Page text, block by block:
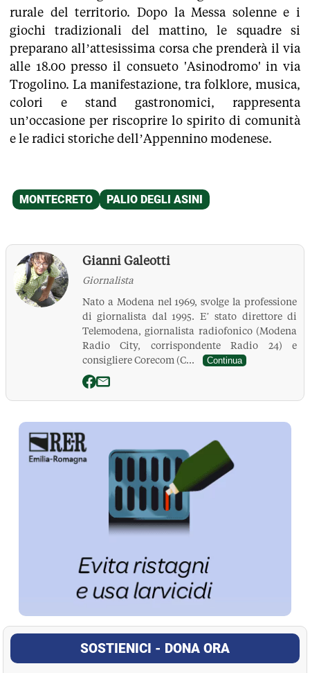
rurale del territorio. Dopo la Messa solenne e i
giochi tradizionali del mattino, le squadre si
preparano all’attesissima corsa che prenderà il via
alle 18.00 presso il consueto 'Asinodromo' in via
Trogolino. La manifestazione, tra folklore, musica,
colori e stand gastronomici, rappresenta
un’occasione per riscoprire lo spirito di comunità
e le radici storiche dell’Appennino modenese.
Gianni Galeotti
Giornalista
Nato a Modena nel 1969, svolge la professione
di giornalista dal 1995. E’ stato direttore di
Telemodena, giornalista radiofonico (Modena
Radio City, corrispondente Radio 24) e
consigliere Corecom (C...
Continua
La Pressa
SOSTIENICI - DONA ORA